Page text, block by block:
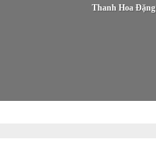
Thanh Hoa Đặng